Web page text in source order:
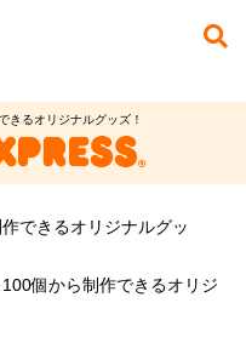
きるオリジナルグッズ！
できるオリジナルグッ
100個から制作できるオリジ